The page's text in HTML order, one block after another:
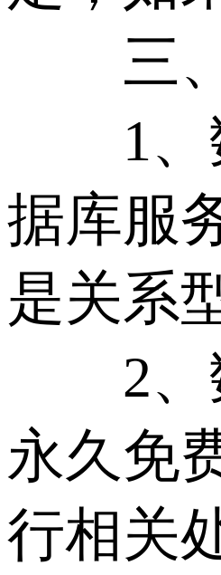
三、
1、数
据库服
是关系
2、数
永久免
行相关